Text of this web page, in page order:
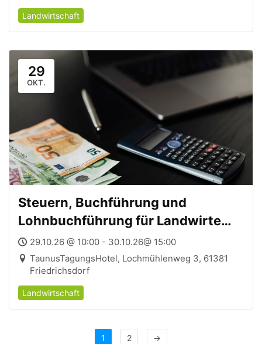
Landwirtschaft
29
OKT.
Steuern, Buchführung und
Lohnbuchführung für Landwirte
und Nebenerwerbslandwirte –
29.-30.10.2026
29.10.26 @ 10:00 - 30.10.26@ 15:00
TaunusTagungsHotel, Lochmühlenweg 3, 61381
Friedrichsdorf
Landwirtschaft
1 2 →